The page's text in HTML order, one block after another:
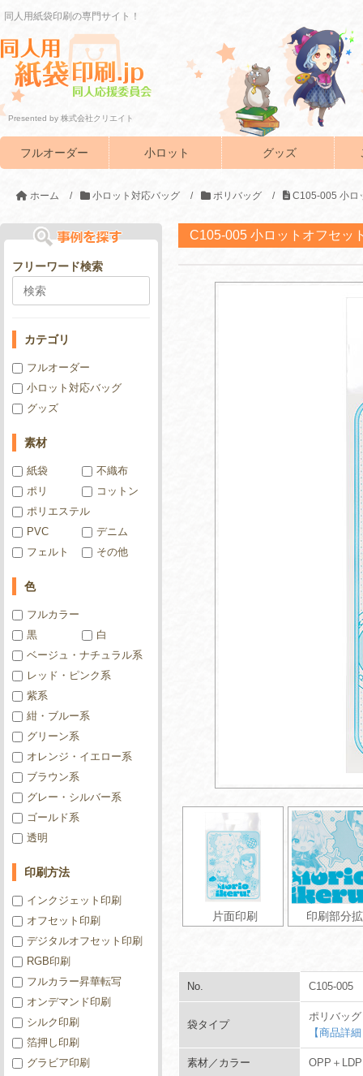
同人用紙袋印刷の専門サイト！
Presented by 株式会社クリエイト
フルオーダー 小ロット グッズ
ホーム / 小ロット対応バッグ / ポリバッグ / C105-005 小ロ
C105-005 小ロットオフセッ
片面印刷 印刷部分
No. C105-005
袋タイプ
ポリバッ
【商品詳
素材／カラー OPP＋
フリーワード検索
カテゴリ
フルオーダー
小ロット対応バッグ
グッズ
素材
紙袋
不織布
ポリ
コットン
ポリエステル
PVC
デニム
フェルト
その他
色
フルカラー
黒
白
ベージュ・ナチュラル系
レッド・ピンク系
紫系
紺・ブルー系
グリーン系
オレンジ・イエロー系
ブラウン系
グレー・シルバー系
ゴールド系
透明
印刷方法
インクジェット印刷
オフセット印刷
デジタルオフセット印刷
RGB印刷
フルカラー昇華転写
オンデマンド印刷
シルク印刷
箔押し印刷
グラビア印刷